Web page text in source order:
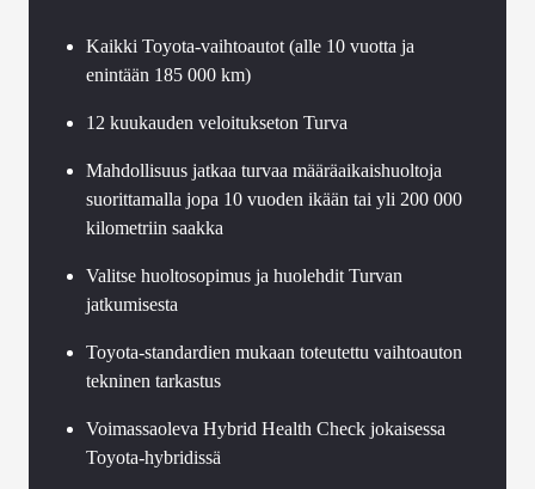
Kaikki Toyota-vaihtoautot (alle 10 vuotta ja
enintään 185 000 km)
12 kuukauden veloitukseton Turva
Mahdollisuus jatkaa turvaa määräaikaishuoltoja
suorittamalla jopa 10 vuoden ikään tai yli 200 000
kilometriin saakka
Valitse huoltosopimus ja huolehdit Turvan
jatkumisesta
Toyota-standardien mukaan toteutettu vaihtoauton
tekninen tarkastus
Voimassaoleva Hybrid Health Check jokaisessa
Toyota-hybridissä